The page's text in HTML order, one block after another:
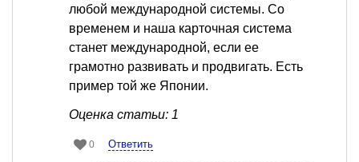
любой международной системы. Со
временем и наша карточная система
станет международной, если ее
грамотно развивать и продвигать. Есть
пример той же Японии.
Оценка статьи: 1
0 Ответить